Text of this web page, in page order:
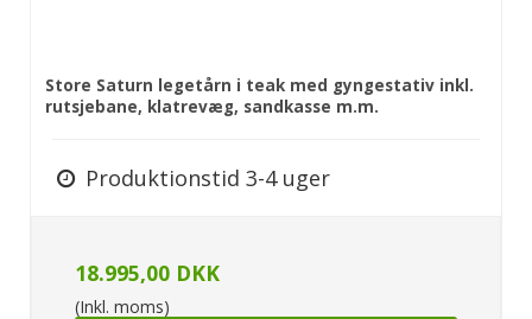
Store Saturn legetårn i teak med gyngestativ inkl.
rutsjebane, klatrevæg, sandkasse m.m.
Produktionstid 3-4 uger
18.995,00 DKK
(Inkl. moms)